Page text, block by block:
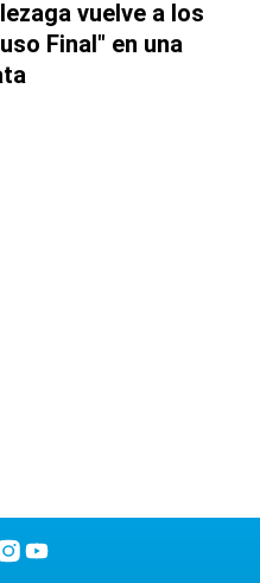
vuelve a los
Final" en una